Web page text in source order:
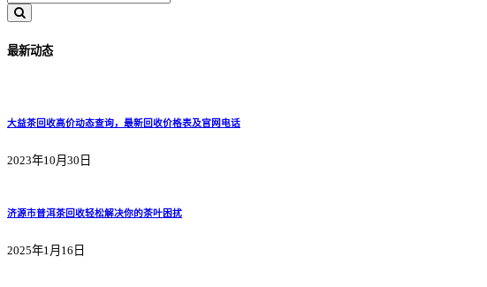
最新动态
大益茶回收高价动态查询，最新回收价格表及官网电话
2023年10月30日
济源市普洱茶回收轻松解决你的茶叶困扰
2025年1月16日